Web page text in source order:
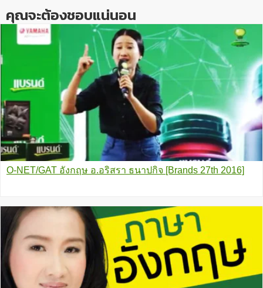
คุณจะต้องชอบแน่นอน
O-NET/GAT อังกฤษ อ.อริสรา ธนาปกิจ [Brands 27th 2016]